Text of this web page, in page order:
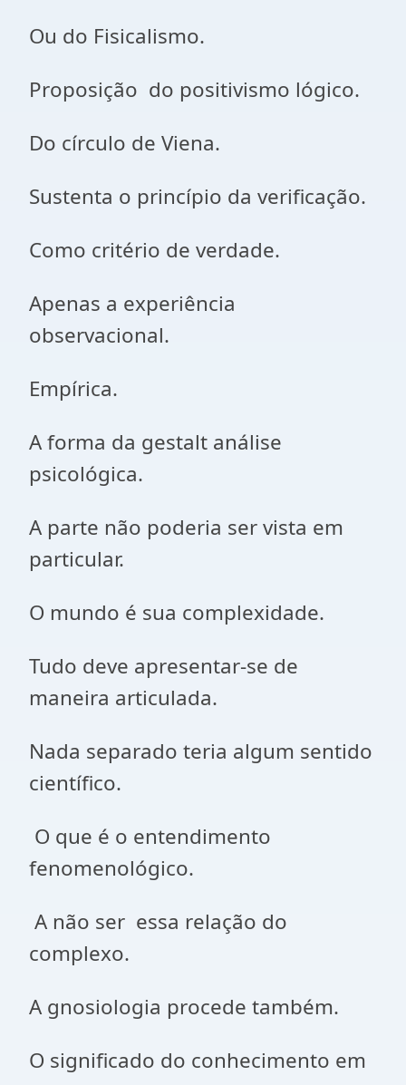
Ou do Fisicalismo.
Proposição do positivismo lógico.
Do círculo de Viena.
Sustenta o princípio da verificação.
Como critério de verdade.
Apenas a experiência
observacional.
Empírica.
A forma da gestalt análise
psicológica.
A parte não poderia ser vista em
particular.
O mundo é sua complexidade.
Tudo deve apresentar-se de
maneira articulada.
Nada separado teria algum sentido
científico.
O que é o entendimento
fenomenológico.
A não ser essa relação do
complexo.
A gnosiologia procede também.
O significado do conhecimento em